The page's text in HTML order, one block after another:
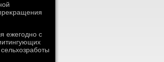
ежегодно с